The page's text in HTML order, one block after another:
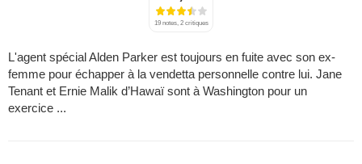
19 notes, 2 critiques
L'agent spécial Alden Parker est toujours en fuite avec son ex-
femme pour échapper à la vendetta personnelle contre lui. Jane
Tenant et Ernie Malik d’Hawaï sont à Washington pour un
exercice ...